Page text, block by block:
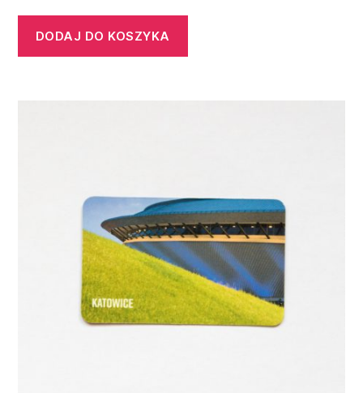
DODAJ DO KOSZYKA